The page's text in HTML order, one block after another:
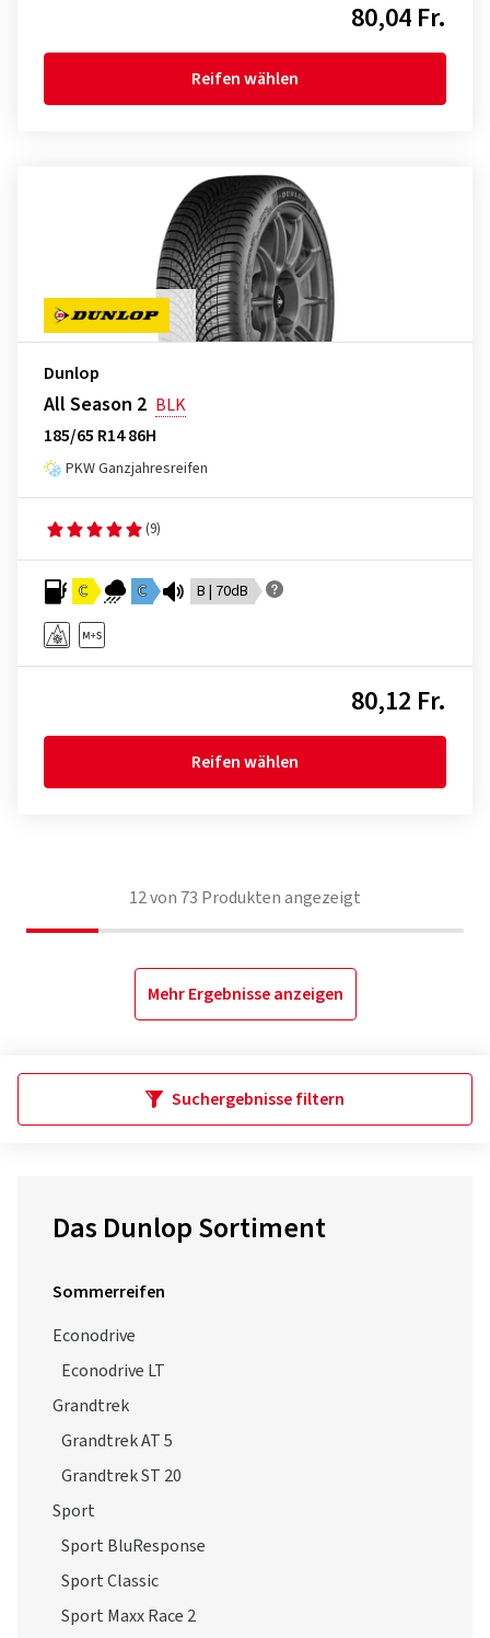
80,04 Fr.
Reifen wählen
Dunlop
All Season 2 BLK
185/65 R14 86H
PKW Ganzjahresreifen
(9)
C C B | 70dB
80,12 Fr.
Reifen wählen
12von 73 Produkten angezeigt
Mehr Ergebnisse anzeigen
Suchergebnisse filtern
Das Dunlop Sortiment
Sommerreifen
Econodrive
Econodrive LT
Grandtrek
Grandtrek AT 5
Grandtrek ST 20
Sport
Sport BluResponse
Sport Classic
Sport Maxx Race 2